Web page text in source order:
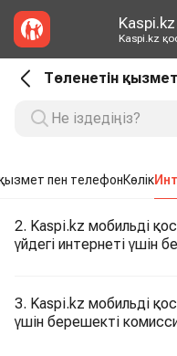
Kaspi.kz
Kaspi.kz
пен телефонКөлік
2. Kaspi.kz мобильді
үйдегі
3. Kaspi.kz мобильді
үшін берешекті